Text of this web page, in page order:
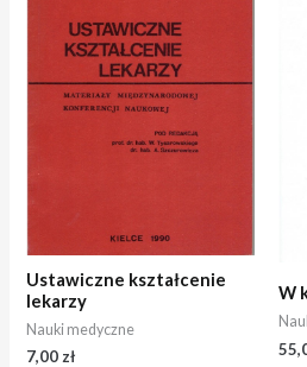
Ustawiczne kształcenie
lekarzy
Nauki medyczne
7,00 zł
W